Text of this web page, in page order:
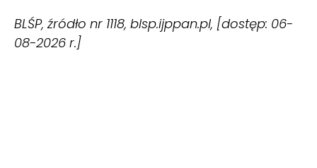
BLŚP, źródło nr 1118, blsp.ijppan.pl, [dostęp: 06-
08-2026 r.]